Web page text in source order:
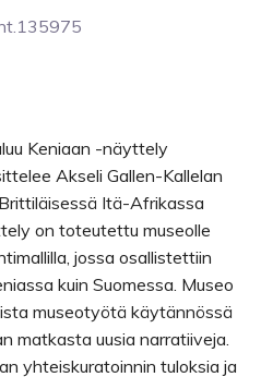
Keniaan -näyttely
Akseli Gallen-Kallelan
Itä-Afrikassa
on toteutettu museolle
jossa osallistettiin
kuin Suomessa. Museo
museotyötä käytännössä
matkasta uusia narratiiveja.
yhteiskuratoinnin tuloksia ja